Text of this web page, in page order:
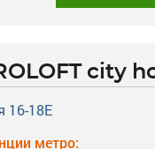
city
16-18Е
метро: